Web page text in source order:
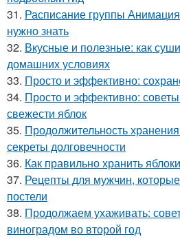
31. Расписание группы
нужно знать
32. Вкусные и полезные: как
домашних условиях
33. Просто и эффективно:
34. Просто и эффективно:
свежести яблок
35. Продолжительность
секреты долговечности
36. Как правильно хранить
37. Рецепты для мужчин,
постели
38. Продолжаем ухаживать:
виноградом во второй год